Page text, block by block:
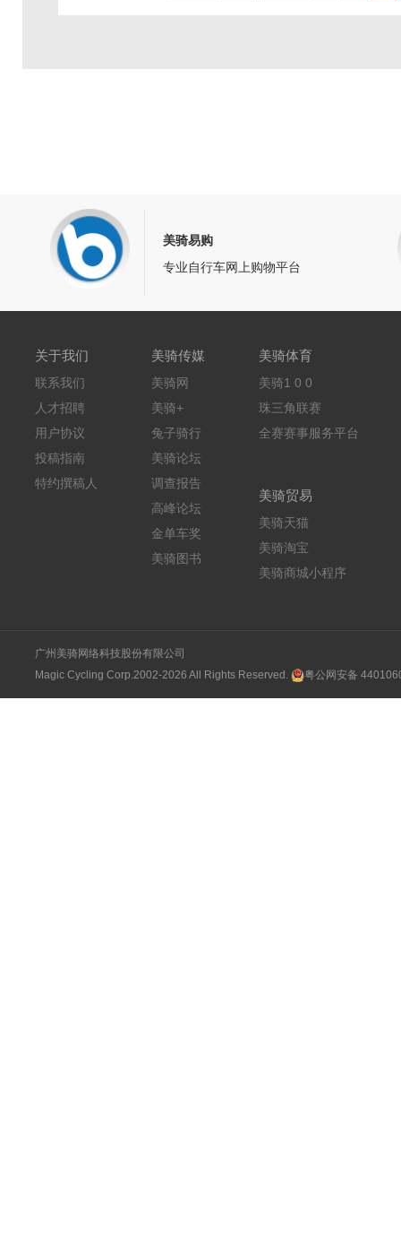
美骑易购
专业自行车网上购物平台
关于我们
联系我们
人才招聘
用户协议
投稿指南
特约撰稿人
美骑传媒
美骑网
美骑+
兔子骑行
美骑论坛
调查报告
高峰论坛
金单车奖
美骑图书
美骑体育
美骑1 0 0
珠三角联赛
全赛赛事服务平台
美骑贸易
美骑天猫
美骑淘宝
美骑商城小程序
广州美骑网络科技股份有限公司
Magic Cycling Corp.2002-2026 All Rights Reserved.
粤公网安备